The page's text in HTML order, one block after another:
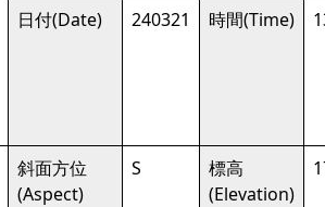
日付(Date) 240321 時間(Time)
斜面方位
(Aspect)
S
標高
(Elevation)